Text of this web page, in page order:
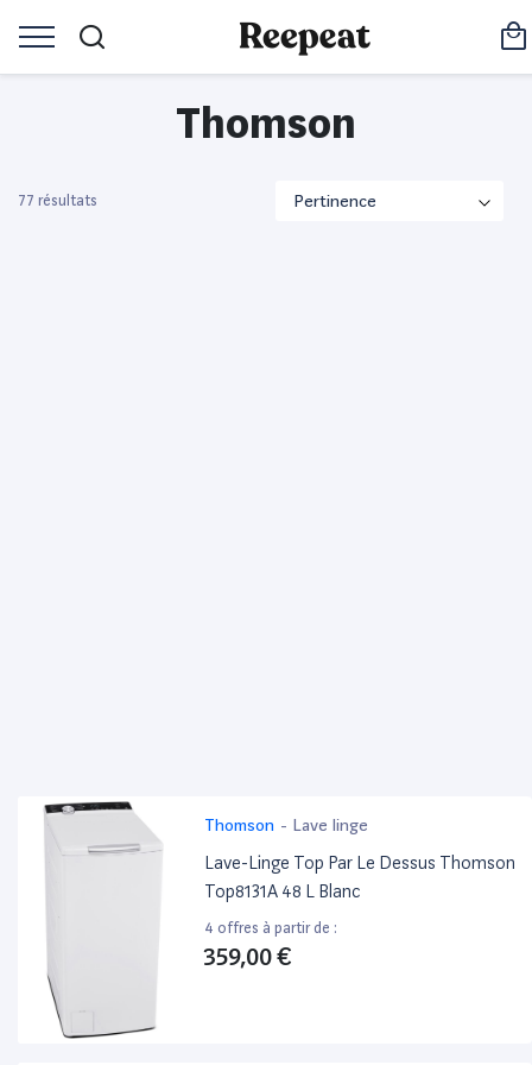
Thomson
77 résultats
Thomson - Lave linge
Lave-Linge Top Par Le Dessus Thomson
Top8131A 48 L Blanc
4 offres à partir de :
359,00 €